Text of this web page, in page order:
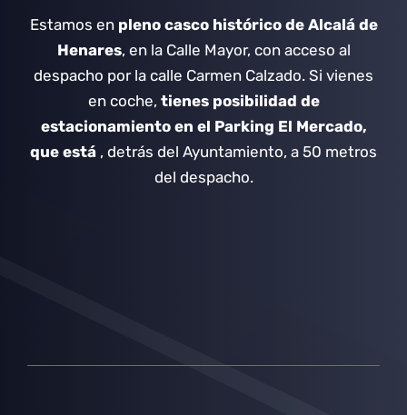
Estamos en pleno casco histórico de Alcalá de
Henares, en la Calle Mayor, con acceso al
despacho por la calle Carmen Calzado. Si vienes
en coche, tienes posibilidad de
estacionamiento en el Parking El Mercado,
que está , detrás del Ayuntamiento, a 50 metros
del despacho.